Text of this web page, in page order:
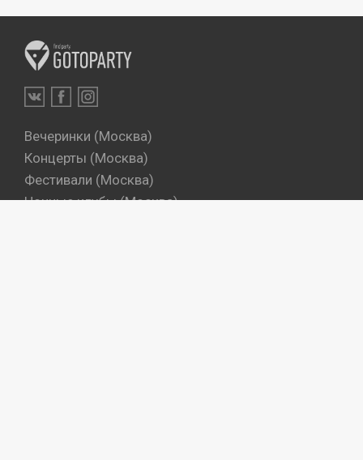
Вечеринки (Москва)
Концерты (Москва)
Фестивали (Москва)
Ночные клубы (Москва)